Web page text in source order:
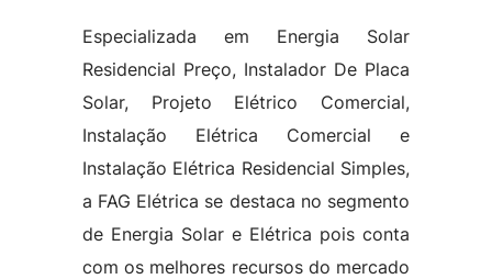
Especializada em Energia Solar
Residencial Preço, Instalador De Placa
Solar, Projeto Elétrico Comercial,
Instalação Elétrica Comercial e
Instalação Elétrica Residencial Simples,
a FAG Elétrica se destaca no segmento
de Energia Solar e Elétrica pois conta
com os melhores recursos do mercado